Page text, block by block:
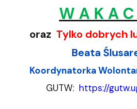
W A K A
oraz Tylko dobrych
Beata
Koordynatorka
GUTW: https://